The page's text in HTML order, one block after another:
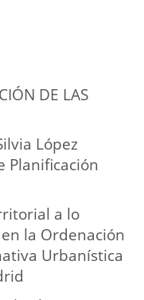
DE LAS
López
Planificación
a lo
la Ordenación
Urbanística